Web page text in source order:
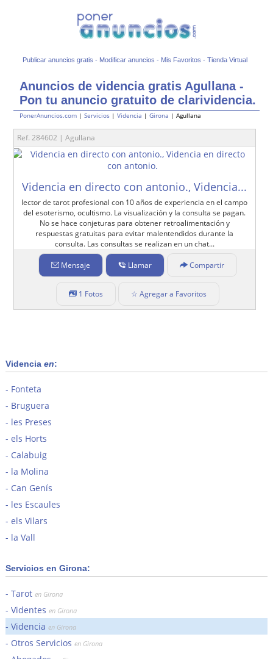
Publicar anuncios gratis - Modificar anuncios - Mis Favoritos -Tienda Virtual
Anuncios de videncia gratis Agullana -
Pon tu anuncio gratuito de clarividencia.
PonerAnuncios.com |Servicios |Videncia |Girona | Agullana
Ref. 284602 | Agullana
Videncia en directo con antonio., Videncia...
lector de tarot profesional con 10 años de experiencia en el campo
del esoterismo, ocultismo. La visualización y la consulta se pagan.
No se hace conjeturas para obtener retroalimentación y
respuestas gratuitas para evitar malentendidos durante la
consulta. Las consultas se realizan en un chat...
Mensaje Llamar Compartir
1 Fotos ☆ Agregar a Favoritos
Videncia en:
Fonteta
Bruguera
les Preses
els Horts
Calabuig
la Molina
Can Genís
les Escaules
els Vilars
la Vall
Servicios en Girona:
Tarot en Girona
Videntes en Girona
Videncia en Girona
Otros Servicios en Girona